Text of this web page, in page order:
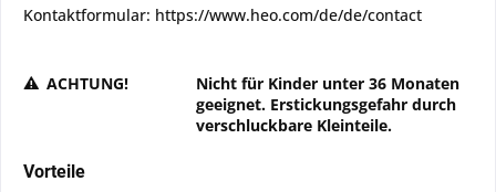
Kontaktformular: https://www.heo.com/de/de/contact
ACHTUNG!
Nicht für Kinder unter 36 Monaten
geeignet. Erstickungsgefahr durch
verschluckbare Kleinteile.
Vorteile